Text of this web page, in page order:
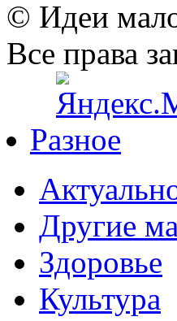
© Идеи
Все права
Разное
Другие
Здоровье
Культура